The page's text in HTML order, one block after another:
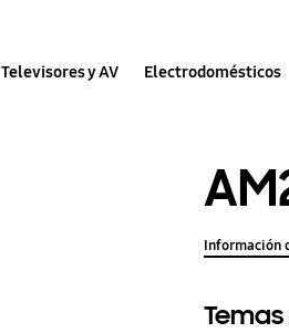
Televisores y AV Electrodomésticos
Información